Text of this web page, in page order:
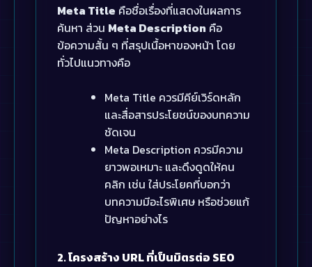
Meta Title คือชื่อเรื่องที่แสดงในผลการ
ค้นหา ส่วน Meta Description คือ
ข้อความสั้น ๆ ที่สรุปเนื้อหาของหน้า โดย
ทั่วไปแนวทางคือ
Meta Title ควรมีคีย์เวิร์ดหลัก
และสื่อสารประโยชน์ของบทความ
ชัดเจน
Meta Description ควรมีความ
ยาวพอเหมาะ และดึงดูดให้คน
คลิก เช่น ใส่ประโยคที่บอกว่า
บทความมีอะไรพิเศษ หรือช่วยแก้
ปัญหาอย่างไร
2. โครงสร้าง URL ที่เป็นมิตรต่อ SEO